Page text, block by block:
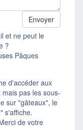
et ne peut le
?
Pâques
d'accéder aux
pas les sous-
sur "gâteaux", le
s'affiche.
de votre